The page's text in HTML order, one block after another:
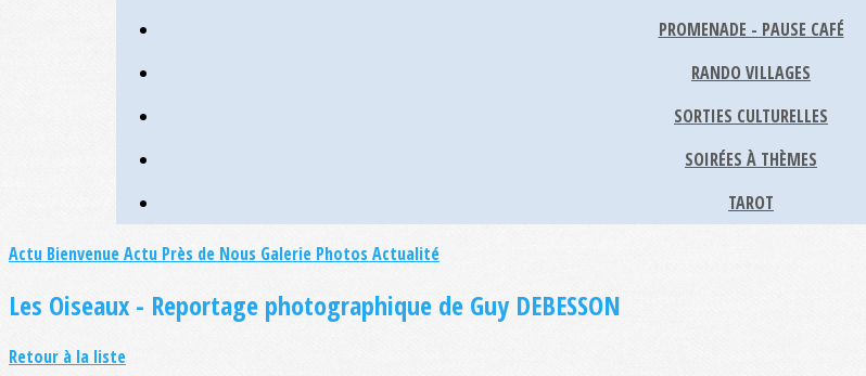
PROMENADE - PAUSE CAFÉ
RANDO VILLAGES
SORTIES CULTURELLES
SOIRÉES À THÈMES
TAROT
Actu BienvenueActu Près de Nous Galerie Photos Actualité
Les Oiseaux - Reportage photographique de Guy DEBESSON
Retour à la liste